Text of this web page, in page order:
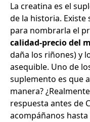
La creatina es el
de la historia.
para nombrarla el
calidad-precio del
daña los riñones) y
asequible. Uno de
suplemento es que
manera?
respuesta antes de
acompáñanos hasta